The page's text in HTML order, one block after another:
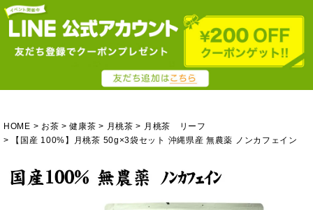
HOME お茶 健康茶 月桃茶
月桃茶 リーフ
【国産 100%】月桃茶 50g×3袋セット 沖縄県産 無農薬 ノンカフェイン